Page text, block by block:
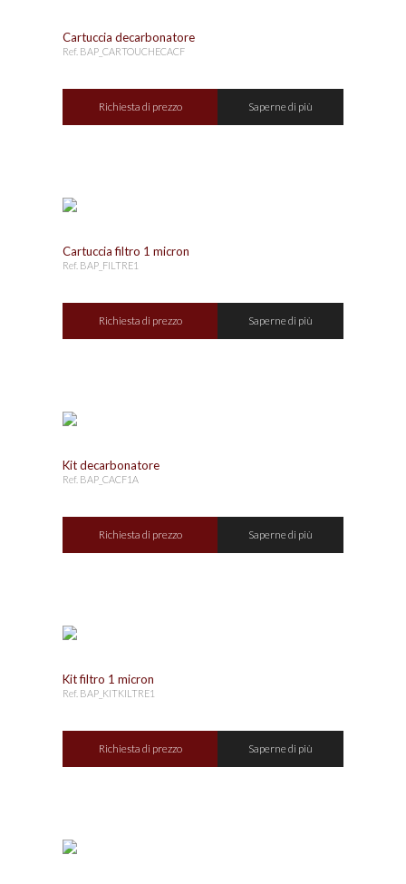
Cartuccia decarbonatore
Ref. BAP_CARTOUCHECACF
Richiesta di prezzo Saperne di più
Cartuccia filtro 1 micron
Ref. BAP_FILTRE1
Richiesta di prezzo Saperne di più
Kit decarbonatore
Ref. BAP_CACF1A
Richiesta di prezzo Saperne di più
Kit filtro 1 micron
Ref. BAP_KITKILTRE1
Richiesta di prezzo Saperne di più